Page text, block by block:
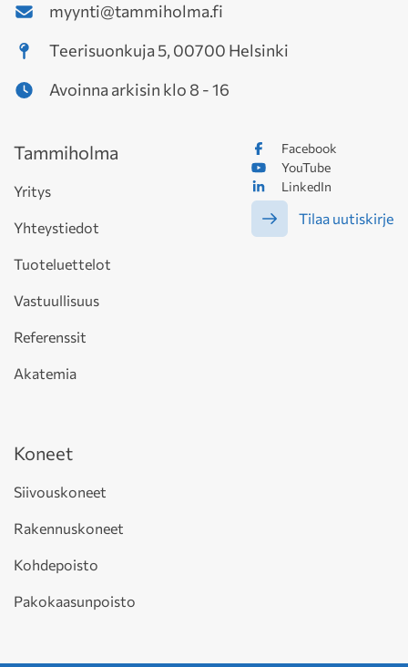
myynti@tammiholma.fi
Teerisuonkuja 5, 00700 Helsinki
Avoinna arkisin klo 8 - 16
Facebook
YouTube
LinkedIn
Tilaa uutiskirje
Tammiholma
Yritys
Yhteystiedot
Tuoteluettelot
Vastuullisuus
Referenssit
Akatemia
Koneet
Siivouskoneet
Rakennuskoneet
Kohdepoisto
Pakokaasunpoisto